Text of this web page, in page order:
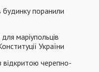
будинку поранили
маріупольців
України
відкритою черепно-